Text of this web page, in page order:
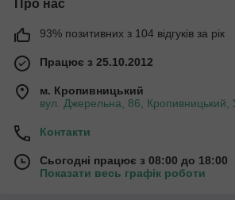
Про нас
93% позитивних з 104 відгуків за рік
Працює з 25.10.2012
м. Кропивницький
вул. Джерельна, 86, Кропивницький,
Контакти
Сьогодні працює з 08:00 до 18:00
Показати весь графік роботи